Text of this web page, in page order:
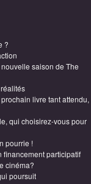
?
saison de The
livre tant attendu,
qui choisirez-vous pour
pourrie !
financement participatif
cinéma?
poursuit